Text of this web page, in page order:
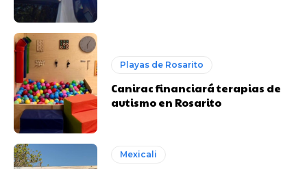
Playas de Rosarito
Canirac financiará terapias de
autismo en Rosarito
Mexicali